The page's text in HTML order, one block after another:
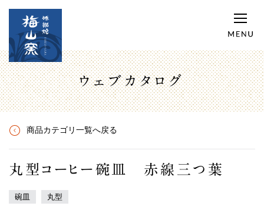
ウェブカタログ
商品カテゴリ一覧へ戻る
丸型コーヒー碗皿 赤線三つ葉
碗皿 丸型